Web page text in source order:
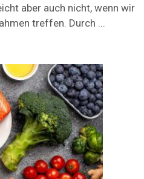
aber auch nicht, wenn wir
treffen. Durch ...